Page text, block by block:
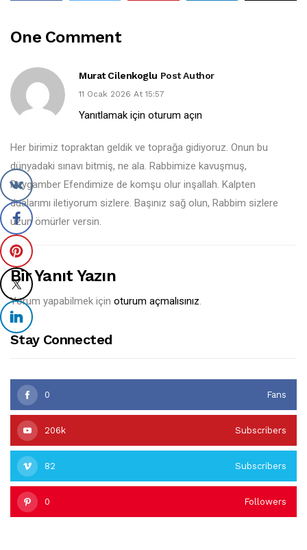
One Comment
Murat Cilenkoglu Post Author
11 Ocak 2026 At 15:57
Yanıtlamak için oturum açın
Her birimiz topraktan geldik ve toprağa gidiyoruz. Onun bu
dünyadaki sınavı bitmiş, ne ala. Rabbimize kavuşmuş,
Peygamber Efendimize de komşu olur inşallah. Kalpten
dualarımı iletiyorum sizlere. Başınız sağ olun, Rabbim sizlere
uzun ömürler versin.
Bir Yanıt Yazın
Yorum yapabilmek için oturum açmalısınız.
Stay Connected
0 Fans
206k Subscribers
82 Subscribers
0 Followers